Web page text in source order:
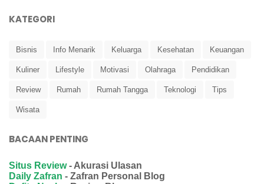
KATEGORI
Bisnis Info Menarik Keluarga Kesehatan Keuangan
Kuliner Lifestyle Motivasi Olahraga Pendidikan
Review Rumah Rumah Tangga Teknologi Tips
Wisata
BACAAN PENTING
Situs Review- Akurasi Ulasan
Daily Zafran - Zafran Personal Blog